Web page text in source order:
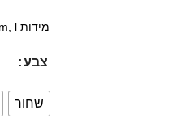
מידות xs, s, m, l.
צבע
שחור